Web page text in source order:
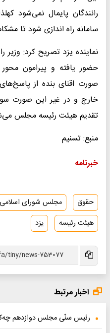
رانندگان پایمال نمی‌شود
سامانه راه اندازی شود تا
نماینده یزد تصریح کرد: وزیر
حضور یافته و پیرامون
صورت اقنای بنده از
خارج و در غیر این صورت
تقدیم هیئت رئیسه مجلس
منبع: تسنیم
خبرنامه
حقوق مجلس شورای اسلامی
هیئت رئیسه
یزد
اخبار مرتبط
رئیس سنّی مجلس دوازدهم